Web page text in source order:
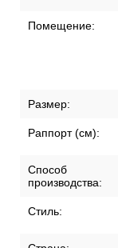
Помещение:
Размер:
Раппорт (см):
Способ
производства:
Стиль: